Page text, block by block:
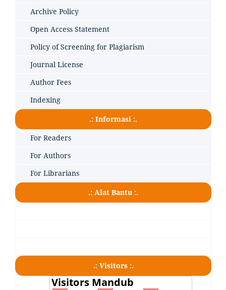
Archive Policy
Open Access Statement
Policy of Screening for Plagiarism
Journal License
Author Fees
Indexing
.: Informasi :.
For Readers
For Authors
For Librarians
.: Alat Bantu :.
.: Visitors :.